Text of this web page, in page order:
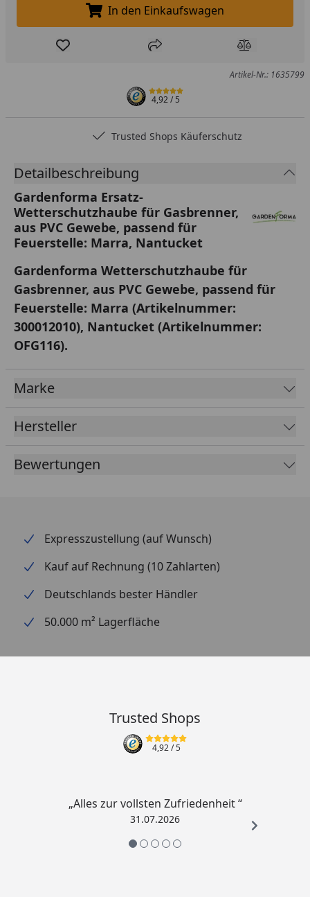
In den Einkaufswagen legen
In den Einkaufswagen
Produkt zur Wunschliste hinzufügen
Teilen Produkt
Artikel-Nr.: 1635799
4,92/ 5
Trusted Shops Käuferschutz
Detailbeschreibung
Gardenforma Ersatz-
Wetterschutzhaube für Gasbrenner,
aus PVC Gewebe, passend für
Feuerstelle: Marra, Nantucket
Gardenforma Wetterschutzhaube für
Gasbrenner, aus PVC Gewebe, passend für
Feuerstelle: Marra (Artikelnummer:
300012010), Nantucket (Artikelnummer:
OFG116).
Marke
Hersteller
Bewertungen
Expresszustellung (auf Wunsch)
Kauf auf Rechnung (10 Zahlarten)
Deutschlands bester Händler
50.000 m² Lagerfläche
Trusted Shops
4,92/ 5
„Alles zur vollsten Zufriedenheit “
31.07.2026